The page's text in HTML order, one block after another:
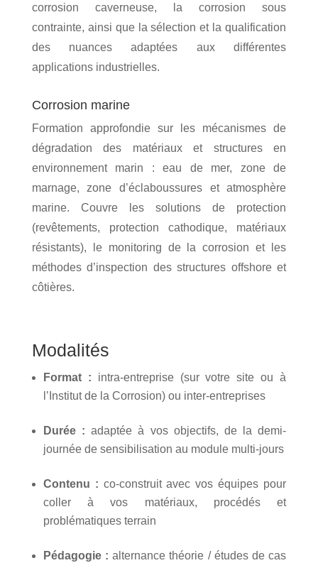
s
a
t
o
corrosion caverneuse, la corrosion sous
contrainte, ainsi que la sélection et la qualification
des nuances adaptées aux différentes
applications industrielles.
Corrosion marine
Formation approfondie sur les mécanismes de
dégradation des matériaux et structures en
environnement marin : eau de mer, zone de
marnage, zone d’éclaboussures et atmosphère
marine. Couvre les solutions de protection
(revêtements, protection cathodique, matériaux
résistants), le monitoring de la corrosion et les
méthodes d’inspection des structures offshore et
côtières.
Modalités
Format : intra-entreprise (sur votre site ou à
l’Institut de la Corrosion) ou inter-entreprises
Durée :adaptée à vos objectifs, de la demi-
journée de sensibilisation au module multi-jours
Contenu : co-construit avec vos équipes pour
coller à vos matériaux, procédés et
problématiques terrain
Pédagogie :alternance théorie / études de cas